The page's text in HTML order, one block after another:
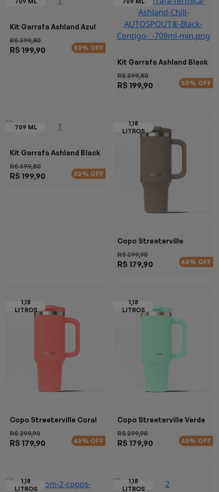
Kit Garrafa Ashland Azul
R$ 399,80
R$ 199,90 50% OFF
Kit Garrafa Ashland Black
R$ 399,80
R$ 199,90 50% OFF
Kit Garrafa Ashland Black
R$ 399,80
R$ 199,90 50% OFF
Copo Streeterville
R$ 299,90
R$ 179,90 40% OFF
Copo Streeterville Coral
R$ 299,90
R$ 179,90 40% OFF
Copo Streeterville Verde
R$ 299,90
R$ 179,90 40% OFF